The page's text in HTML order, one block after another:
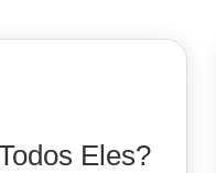
Eles?